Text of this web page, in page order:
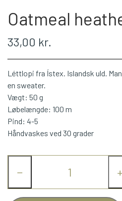
1
JUNIOR
Oatmeal
33,00 kr.
Léttlopi fra Ístex. Islandsk uld.
en sweater.
Vægt: 50 g
Løbelængde: 100 m
Pind: 4-5
Håndvaskes ved 30 grader
− +